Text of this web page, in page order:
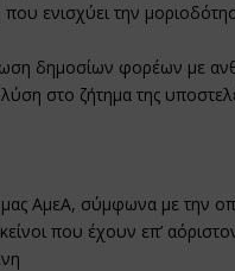
ενισχύει την
δημοσίων φορέων με
λύση στο ζήτημα της
ΑμεΑ, σύμφωνα με την
που έχουν επ’